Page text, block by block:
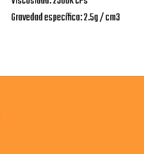
Gravedad específica: 2.5g / cm3